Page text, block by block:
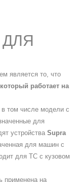
является то, что
работает на
в том числе модели с
для
устройства Supra
для машин с
для ТС с кузовом
применена на